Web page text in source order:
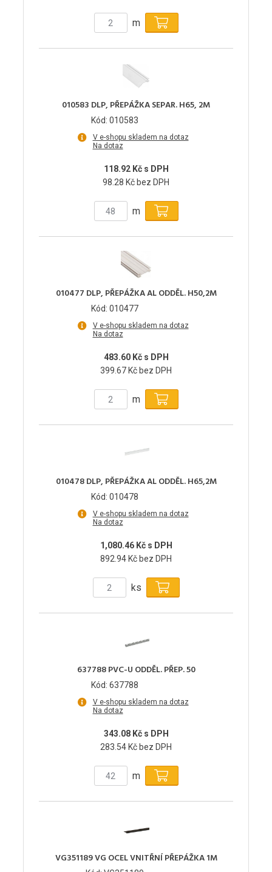
m
010583 DLP, PŘEPÁŽKA SEPAR. H65, 2M
Kód: 010583
V e-shopu skladem na dotaz
Na dotaz
118.92 Kč s DPH
98.28 Kč bez DPH
m
010477 DLP, PŘEPÁŽKA AL ODDĚL. H50,2M
Kód: 010477
V e-shopu skladem na dotaz
Na dotaz
483.60 Kč s DPH
399.67 Kč bez DPH
m
010478 DLP, PŘEPÁŽKA AL ODDĚL. H65,2M
Kód: 010478
V e-shopu skladem na dotaz
Na dotaz
1,080.46 Kč s DPH
892.94 Kč bez DPH
ks
637788 PVC-U ODDĚL. PŘEP. 50
Kód: 637788
V e-shopu skladem na dotaz
Na dotaz
343.08 Kč s DPH
283.54 Kč bez DPH
m
VG351189 VG OCEL VNITŘNÍ PŘEPÁŽKA 1M